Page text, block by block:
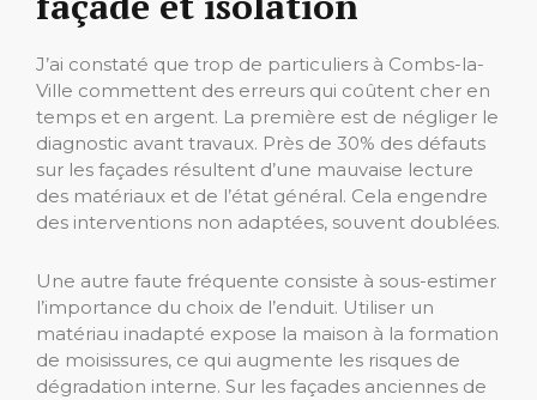
J’ai constaté que trop de particuliers à Combs-la-
Ville commettent des erreurs qui coûtent cher en
temps et en argent. La première est de négliger le
diagnostic avant travaux. Près de 30% des défauts
sur les façades résultent d’une mauvaise lecture
des matériaux et de l’état général. Cela engendre
des interventions non adaptées, souvent doublées.
Une autre faute fréquente consiste à sous-estimer
l’importance du choix de l’enduit. Utiliser un
matériau inadapté expose la maison à la formation
de moisissures, ce qui augmente les risques de
dégradation interne. Sur les façades anciennes de